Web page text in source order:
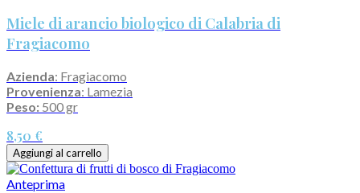
Miele di arancio biologico di Calabria di
Fragiacomo
Azienda: Fragiacomo
Provenienza: Lamezia
Peso: 500 gr
8,50 €
Aggiungi al carrello
Anteprima